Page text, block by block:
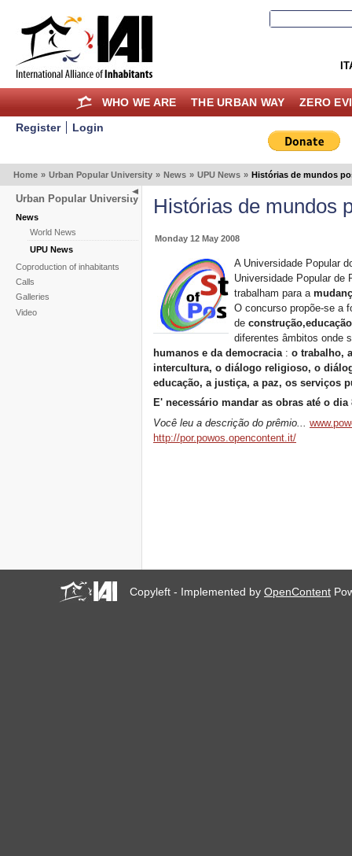
WHO WE ARE THE URBAN WAY ZERO
Register Login
Home » Urban Popular University » News » UPU News » Histórias de mundos
Urban Popular University
News
World News
UPU News
Coproduction of inhabitants
Calls
Galleries
Video
Histórias de mundos
Monday 12 May 2008
A Universidade Popular
Universidade Popular de
trabalham para a
O concurso propõe-se a
de
diferentes âmbitos onde
humanos e da democracia :o trabalho,
intercultura, o diálogo religioso, o
educação, a justiça, a paz, os serviços
E' necessário mandar as obras até o dia
Você leu a descrição do prêmio...
http://por.powos.opencontent.it/
Copyleft - Implemented byOpenContent